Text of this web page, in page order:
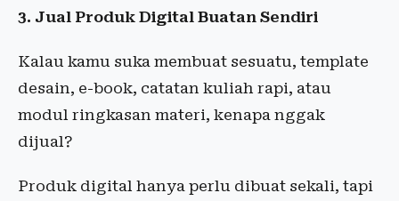
3. Jual Produk Digital Buatan Sendiri
Kalau kamu suka membuat sesuatu, template
desain, e-book, catatan kuliah rapi, atau
modul ringkasan materi, kenapa nggak
dijual?
Produk digital hanya perlu dibuat sekali, tapi